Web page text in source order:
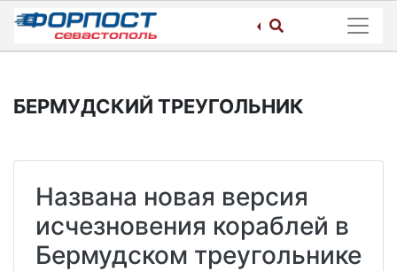
Skip
content
БЕРМУДСКИЙ ТРЕУГОЛЬНИК
Названа новая версия
исчезновения кораблей в
Бермудском треугольнике